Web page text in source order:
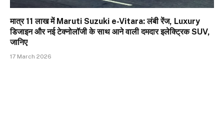
मात्र ₹11 लाख में Maruti Suzuki e-Vitara: लंबी रेंज, Luxury
डिजाइन और नई टेक्नोलॉजी के साथ आने वाली दमदार इलेक्ट्रिक SUV,
जानिए
17 March 2026